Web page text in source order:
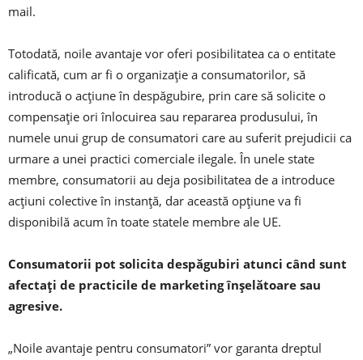
mail.
Totodată, noile avantaje vor oferi posibilitatea ca o entitate
calificată, cum ar fi o organizație a consumatorilor, să
introducă o acțiune în despăgubire, prin care să solicite o
compensație ori înlocuirea sau repararea produsului, în
numele unui grup de consumatori care au suferit prejudicii ca
urmare a unei practici comerciale ilegale. În unele state
membre, consumatorii au deja posibilitatea de a introduce
acțiuni colective în instanță, dar această opțiune va fi
disponibilă acum în toate statele membre ale UE.
Consumatorii pot solicita despăgubiri atunci când sunt
afectați de practicile de marketing înșelătoare sau
agresive.
„Noile avantaje pentru consumatori” vor garanta dreptul